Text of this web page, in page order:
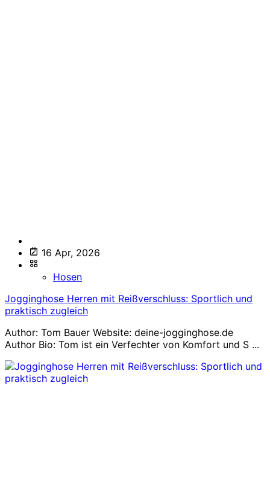
16 Apr, 2026
Hosen
Jogginghose Herren mit Reißverschluss: Sportlich und
praktisch zugleich
Author: Tom Bauer Website: deine-jogginghose.de
Author Bio: Tom ist ein Verfechter von Komfort und S ...